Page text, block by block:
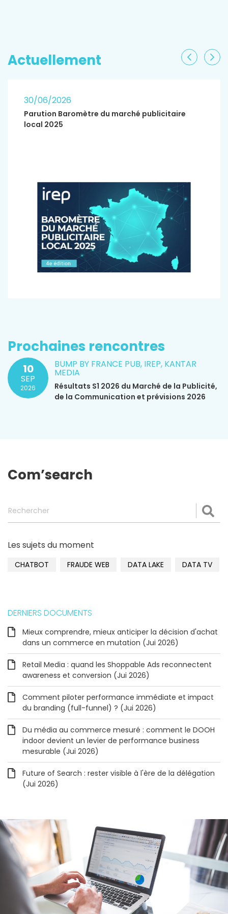
Actuellement
30/06/2026
Parution Baromètre du marché publicitaire
local 2025
Prochaines rencontres
10
SEP
2026
BUMP BY FRANCE PUB, IREP, KANTAR
MEDIA
Résultats S1 2026 du Marché de la Publicité,
de la Communication et prévisions 2026
Com’search
Les sujets du moment
CHATBOT FRAUDE WEB DATA LAKE DATA TV
DERNIERS DOCUMENTS
Mieux comprendre, mieux anticiper la décision d'achat
dans un commerce en mutation (Jui 2026)
Retail Media : quand les Shoppable Ads reconnectent
awareness et conversion (Jui 2026)
Comment piloter performance immédiate et impact
du branding (full-funnel) ? (Jui 2026)
Du média au commerce mesuré : comment le DOOH
indoor devient un levier de performance business
mesurable (Jui 2026)
Future of Search : rester visible à l'ère de la délégation
(Jui 2026)